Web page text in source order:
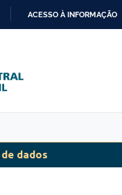
ACESSO À INFORMAÇÃO
dados